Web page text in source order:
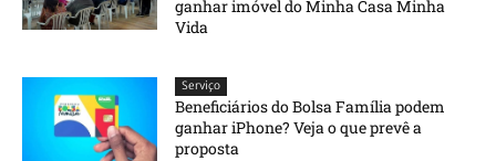
ganhar imóvel do Minha Casa Minha
Vida
Serviço
Beneficiários do Bolsa Família podem
ganhar iPhone? Veja o que prevê a
proposta